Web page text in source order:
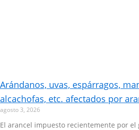
Arándanos, uvas, espárragos,
alcachofas, etc. afectados por
agosto 3, 2026
El arancel impuesto recientemente por el